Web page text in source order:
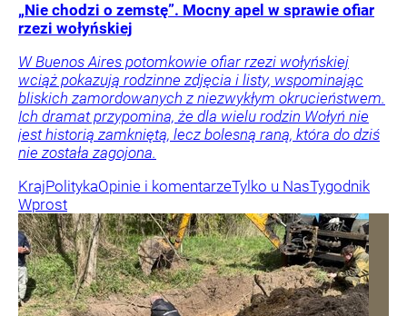
„Nie chodzi o zemstę”. Mocny apel w sprawie ofiar
rzezi wołyńskiej
W Buenos Aires potomkowie ofiar rzezi wołyńskiej
wciąż pokazują rodzinne zdjęcia i listy, wspominając
bliskich zamordowanych z niezwykłym okrucieństwem.
Ich dramat przypomina, że dla wielu rodzin Wołyń nie
jest historią zamkniętą, lecz bolesną raną, która do dziś
nie została zagojona.
KrajPolitykaOpinie i komentarzeTylko u NasTygodnik
Wprost